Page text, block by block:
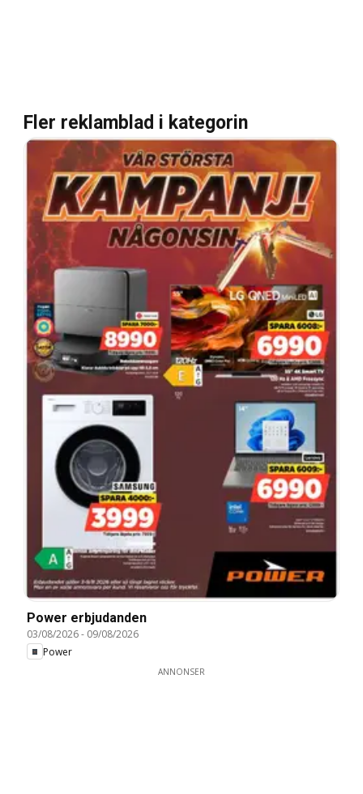
Fler reklamblad i kategorin
Power erbjudanden
03/08/2026- 09/08/2026
Power
ANNONSER